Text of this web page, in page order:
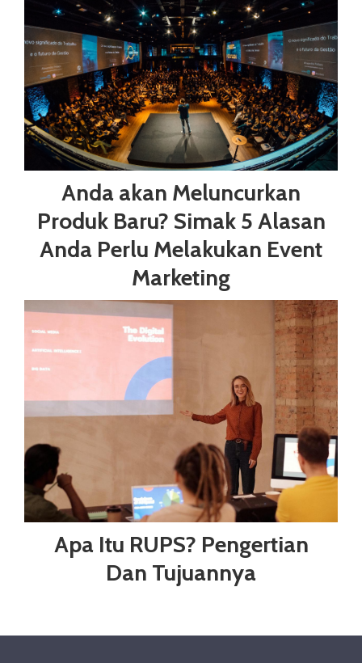
Anda akan Meluncurkan
Produk Baru? Simak 5 Alasan
Anda Perlu Melakukan Event
Marketing
Apa Itu RUPS? Pengertian
Dan Tujuannya